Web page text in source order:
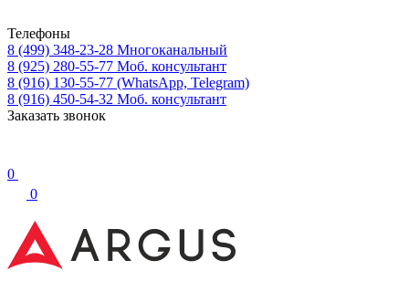
Телефоны
8 (499) 348-23-28 Многоканальный
8 (925) 280-55-77 Моб. консультант
8 (916) 130-55-77 (WhatsApp, Telegram)
8 (916) 450-54-32 Моб. консультант
Заказать звонок
0
0